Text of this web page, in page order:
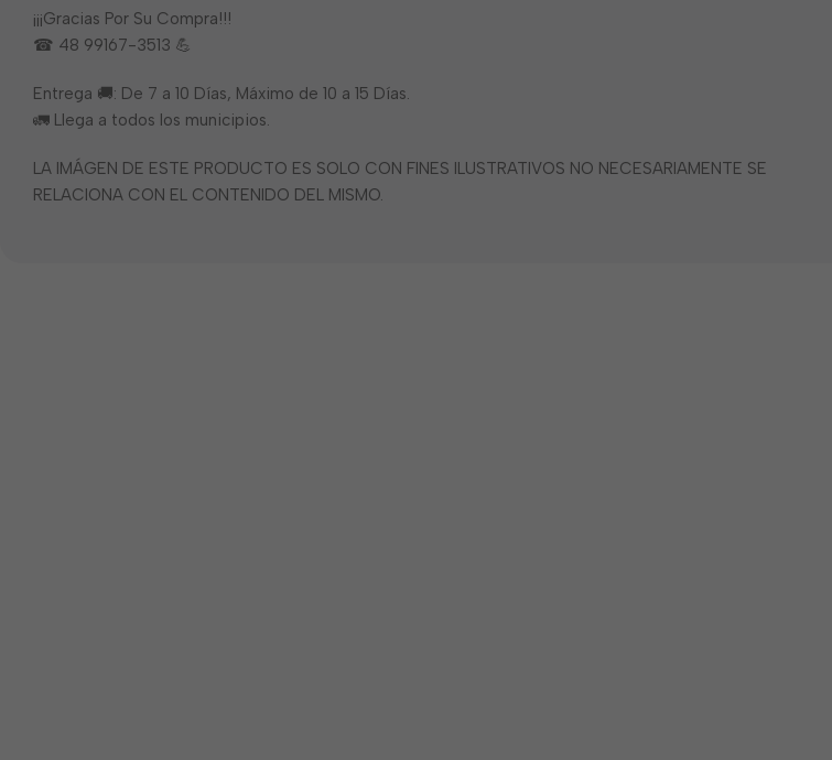
¡¡¡Gracias Por Su Compra!!!
☎ 48 99167-3513 💪
Entrega 🚚: De 7 a 10 Días, Máximo de 10 a 15 Días.
🚛 Llega a todos los municipios.
LA IMÁGEN DE ESTE PRODUCTO ES SOLO CON FINES ILUSTRATIVOS NO NECESARIAMENTE SE
RELACIONA CON EL CONTENIDO DEL MISMO.